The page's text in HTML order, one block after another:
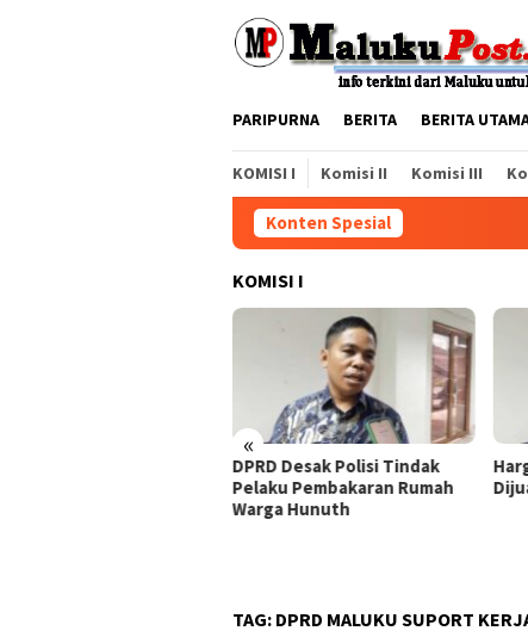
PARIPURNA BERITA BERITA
KOMISI I Komisi II Komisi III
Konten Spesial
KOMISI I
«
DPRD Desak Polisi Tindak
Pelaku Pembakaran Rumah
Harga Tanah Blok
Dijual Murah, Ini
TAG: DPRD MALUKU SUPORT